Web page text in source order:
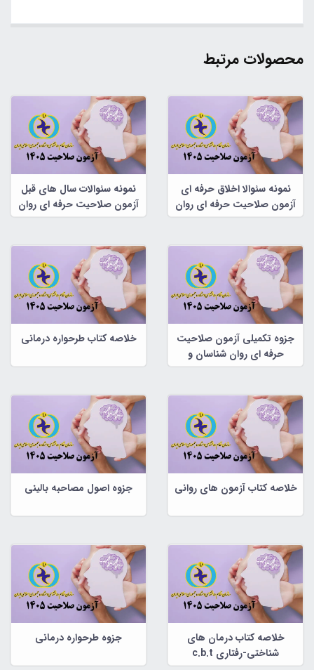
محصولات مرتبط
نمونه سئوالا اخلاق حرفه ای
آزمون صلاحیت حرفه ای روان
شناسان و مشاوران
نمونه سئوالات سال های قبل
آزمون صلاحیت حرفه ای روان
شناسان و مشاوران
جزوه تکمیلی آزمون صلاحیت
حرفه ای روان شناسان و
مشاوران
خلاصه کتاب طرحواره درمانی
خلاصه کتاب آزمون های روانی جزوه اصول مصاحبه بالینی
خلاصه کتاب درمان های
شناختی-رفتاری c.b.t
جزوه طرحواره درمانی